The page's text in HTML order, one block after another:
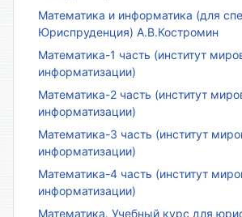
Математика и информатика (для
Юриспруденция) А.В.Костромин
Математика-1 часть (институт
информатизации)
Математика-2 часть (институт
информатизации)
Математика-3 часть (институт
информатизации)
Математика-4 часть (институт
информатизации)
Математика. Учебный курс для